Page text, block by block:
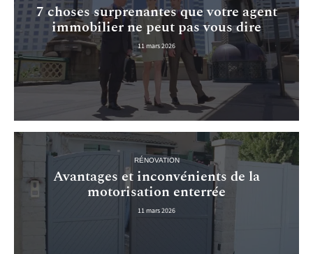
7 choses surprenantes que votre agent
immobilier ne peut pas vous dire
11 mars 2026
RÉNOVATION
Avantages et inconvénients de la
motorisation enterrée
11 mars 2026